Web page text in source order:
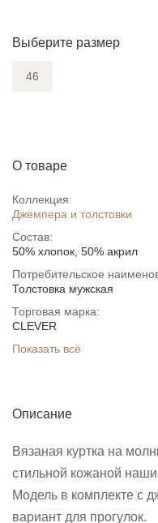
Выберите размер
46
О товаре
Коллекция:
Джемпера и толстовки
Состав:
50% хлопок, 50% акрил
Потребительское
Толстовка мужская
Торговая марка:
CLEVER
Показать всё
Описание
Вязаная куртка на
стильной кожаной
Модель в комплекте с
вариант для прогулок.